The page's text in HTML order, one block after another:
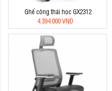
Ghế công thái học GX2312
4.394.000 VNĐ